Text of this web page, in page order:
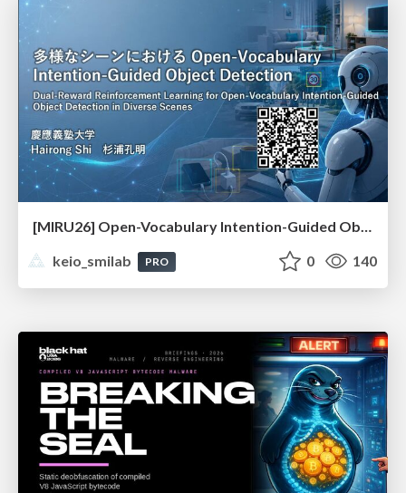
[MIRU26] Open-Vocabulary Intention-Guided Object Detection in Diverse Scenes
keio_smilab
PRO 0 140